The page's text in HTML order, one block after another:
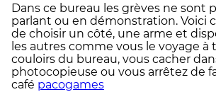
Dans ce bureau les grèves ne sont
parlant ou en démonstration. Voici
de choisir un côté, une arme et
les autres comme vous le voyage à
couloirs du bureau, vous cacher
photocopieuse ou vous arrêtez de
café pacogames